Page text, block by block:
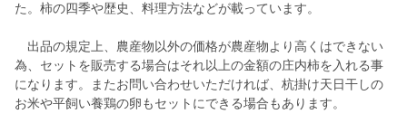
た。柿の四季や歴史、料理方法などが載っています。
出品の規定上、農産物以外の価格が農産物より高くはできない
為、セットを販売する場合はそれ以上の金額の庄内柿を入れる事
になります。またお問い合わせいただければ、杭掛け天日干しの
お米や平飼い養鶏の卵もセットにできる場合もあります。